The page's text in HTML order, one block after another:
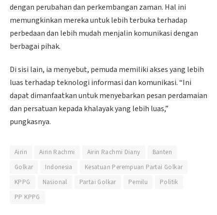
dengan perubahan dan perkembangan zaman. Hal ini
memungkinkan mereka untuk lebih terbuka terhadap
perbedaan dan lebih mudah menjalin komunikasi dengan
berbagai pihak.
Di sisi lain, ia menyebut, pemuda memiliki akses yang lebih
luas terhadap teknologi informasi dan komunikasi. “Ini
dapat dimanfaatkan untuk menyebarkan pesan perdamaian
dan persatuan kepada khalayak yang lebih luas,”
pungkasnya.
Airin Airin Rachmi Airin Rachmi Diany
Banten
Golkar
Indonesia
Kesatuan Perempuan Partai Golkar
KPPG
Nasional Partai Golkar Pemilu
Politik
PP KPPG